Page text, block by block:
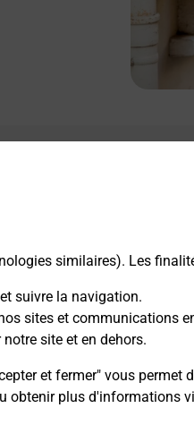
similaires). Les
suivre la navigation.
sites et communications
site et en dehors.
et fermer" vous
obtenir plus d'informations